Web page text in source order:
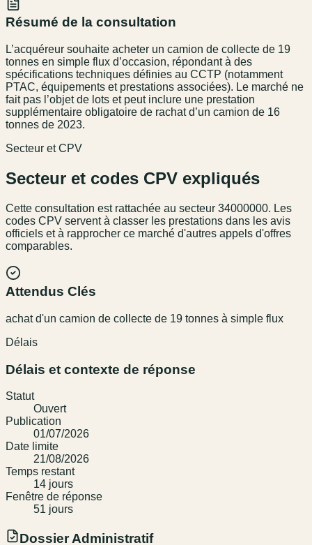
Résumé de la consultation
L’acquéreur souhaite acheter un camion de collecte de 19
tonnes en simple flux d’occasion, répondant à des
spécifications techniques définies au CCTP (notamment
PTAC, équipements et prestations associées). Le marché ne
fait pas l’objet de lots et peut inclure une prestation
supplémentaire obligatoire de rachat d’un camion de 16
tonnes de 2023.
Secteur et CPV
Secteur et codes CPV expliqués
Cette consultation est rattachée au secteur 34000000. Les
codes CPV servent à classer les prestations dans les avis
officiels et à rapprocher ce marché d'autres appels d'offres
comparables.
Attendus Clés
achat d'un camion de collecte de 19 tonnes à simple flux
Délais
Délais et contexte de réponse
Statut
Ouvert
Publication
01/07/2026
Date limite
21/08/2026
Temps restant
14 jours
Fenêtre de réponse
51 jours
Dossier Administratif